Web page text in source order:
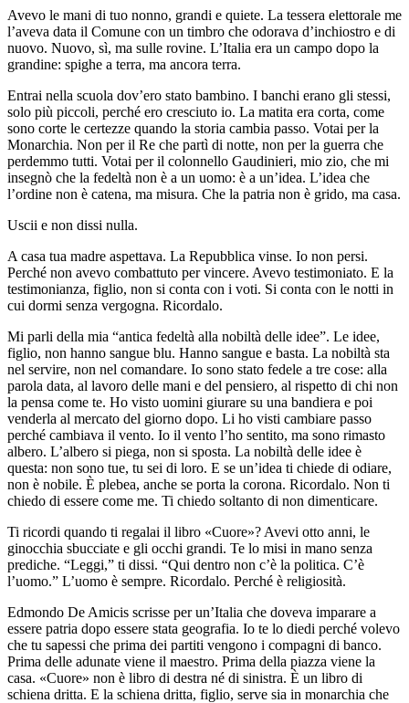
Avevo le mani di tuo nonno, grandi e quiete. La tessera elettorale me
l’aveva data il Comune con un timbro che odorava d’inchiostro e di
nuovo. Nuovo, sì, ma sulle rovine. L’Italia era un campo dopo la
grandine: spighe a terra, ma ancora terra.
Entrai nella scuola dov’ero stato bambino. I banchi erano gli stessi,
solo più piccoli, perché ero cresciuto io. La matita era corta, come
sono corte le certezze quando la storia cambia passo. Votai per la
Monarchia. Non per il Re che partì di notte, non per la guerra che
perdemmo tutti. Votai per il colonnello Gaudinieri, mio zio, che mi
insegnò che la fedeltà non è a un uomo: è a un’idea. L’idea che
l’ordine non è catena, ma misura. Che la patria non è grido, ma casa.
Uscii e non dissi nulla.
A casa tua madre aspettava. La Repubblica vinse. Io non persi.
Perché non avevo combattuto per vincere. Avevo testimoniato. E la
testimonianza, figlio, non si conta con i voti. Si conta con le notti in
cui dormi senza vergogna. Ricordalo.
Mi parli della mia “antica fedeltà alla nobiltà delle idee”. Le idee,
figlio, non hanno sangue blu. Hanno sangue e basta. La nobiltà sta
nel servire, non nel comandare. Io sono stato fedele a tre cose: alla
parola data, al lavoro delle mani e del pensiero, al rispetto di chi non
la pensa come te. Ho visto uomini giurare su una bandiera e poi
venderla al mercato del giorno dopo. Li ho visti cambiare passo
perché cambiava il vento. Io il vento l’ho sentito, ma sono rimasto
albero. L’albero si piega, non si sposta. La nobiltà delle idee è
questa: non sono tue, tu sei di loro. E se un’idea ti chiede di odiare,
non è nobile. È plebea, anche se porta la corona. Ricordalo. Non ti
chiedo di essere come me. Ti chiedo soltanto di non dimenticare.
Ti ricordi quando ti regalai il libro «Cuore»? Avevi otto anni, le
ginocchia sbucciate e gli occhi grandi. Te lo misi in mano senza
prediche. “Leggi,” ti dissi. “Qui dentro non c’è la politica. C’è
l’uomo.” L’uomo è sempre. Ricordalo. Perché è religiosità.
Edmondo De Amicis scrisse per un’Italia che doveva imparare a
essere patria dopo essere stata geografia. Io te lo diedi perché volevo
che tu sapessi che prima dei partiti vengono i compagni di banco.
Prima delle adunate viene il maestro. Prima della piazza viene la
casa. «Cuore» non è libro di destra né di sinistra. È un libro di
schiena dritta. E la schiena dritta, figlio, serve sia in monarchia che